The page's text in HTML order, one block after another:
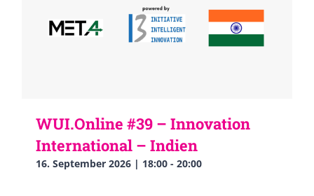
WUI.Online #39 – Innovation
International – Indien
16. September 2026 | 18:00 - 20:00